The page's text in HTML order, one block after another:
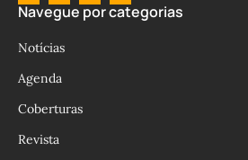
Navegue por categorias
Notícias
Agenda
Coberturas
Revista